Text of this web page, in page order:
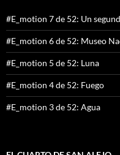
#E_motion 7 de 52: Un
#E_motion 6 de 52: Museo
#E_motion 5 de 52: Luna
#E_motion 4 de 52: Fuego
#E_motion 3 de 52: Agua